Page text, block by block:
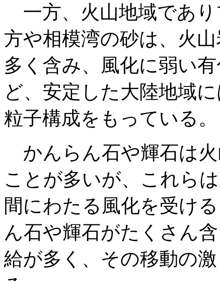
一方、火山地域であ
方や相模湾の砂は、火
多く含み、風化に弱い
ど、安定した大陸地域
粒子構成をもっている。
かんらん石や輝石は
ことが多いが、これら
間にわたる風化を受け
ん石や輝石がたくさん
給が多く、その移動の